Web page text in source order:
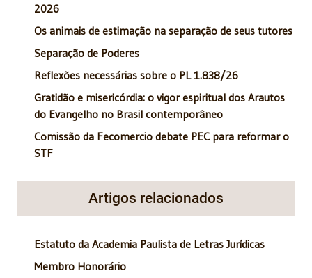
2026
Os animais de estimação na separação de seus tutores
Separação de Poderes
Reflexões necessárias sobre o PL 1.838/26
Gratidão e misericórdia: o vigor espiritual dos Arautos
do Evangelho no Brasil contemporâneo
Comissão da Fecomercio debate PEC para reformar o
STF
Artigos relacionados
Estatuto da Academia Paulista de Letras Jurídicas
Membro Honorário